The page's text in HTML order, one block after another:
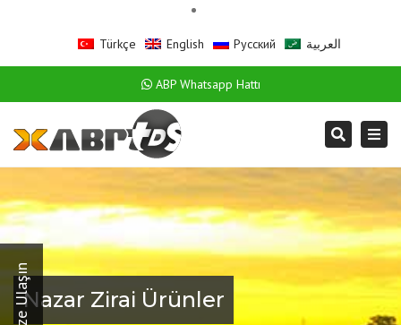
Türkçe English Русский العربية
ABP Whatsapp Hattı
Search
Nazar Zirai Ürünler